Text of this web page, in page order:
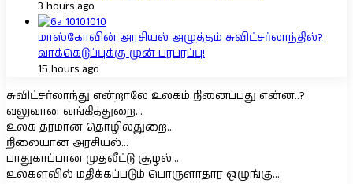
3 hours ago
மாஸ்கோவின் அரசியல் அழுத்தம் சுவிட்சர்லாந்தில்?
வாக்கெடுப்புக்கு முன் பரபரப்பு!
15 hours ago
சுவிட்சர்லாந்து என்றாலே உலகம் நினைப்பது என்ன..?
வலுவான வங்கித்துறை…
உலக தரமான தொழில்துறை…
நிலையான அரசியல்…
பாதுகாப்பான முதலீட்டு சூழல்…
உலகளவில் மதிக்கப்படும் பொருளாதார ஒழுங்கு…